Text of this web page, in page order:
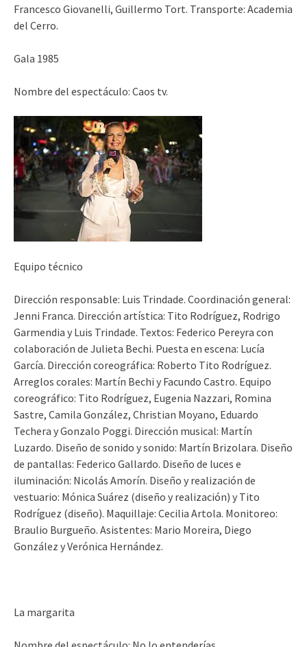
Francesco Giovanelli, Guillermo Tort. Transporte: Academia
del Cerro.
Gala 1985
Nombre del espectáculo: Caos tv.
Equipo técnico
Dirección responsable: Luis Trindade. Coordinación general:
Jenni Franca. Dirección artística: Tito Rodríguez, Rodrigo
Garmendia y Luis Trindade. Textos: Federico Pereyra con
colaboración de Julieta Bechi. Puesta en escena: Lucía
García. Dirección coreográfica: Roberto Tito Rodríguez.
Arreglos corales: Martín Bechi y Facundo Castro. Equipo
coreográfico: Tito Rodríguez, Eugenia Nazzari, Romina
Sastre, Camila González, Christian Moyano, Eduardo
Techera y Gonzalo Poggi. Dirección musical: Martín
Luzardo. Diseño de sonido y sonido: Martín Brizolara. Diseño
de pantallas: Federico Gallardo. Diseño de luces e
iluminación: Nicolás Amorín. Diseño y realización de
vestuario: Mónica Suárez (diseño y realización) y Tito
Rodríguez (diseño). Maquillaje: Cecilia Artola. Monitoreo:
Braulio Burgueño. Asistentes: Mario Moreira, Diego
González y Verónica Hernández.
La margarita